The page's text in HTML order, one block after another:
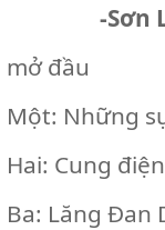
-Sơn
đầu
Một: Những
Hai: Cung
Lăng Đan